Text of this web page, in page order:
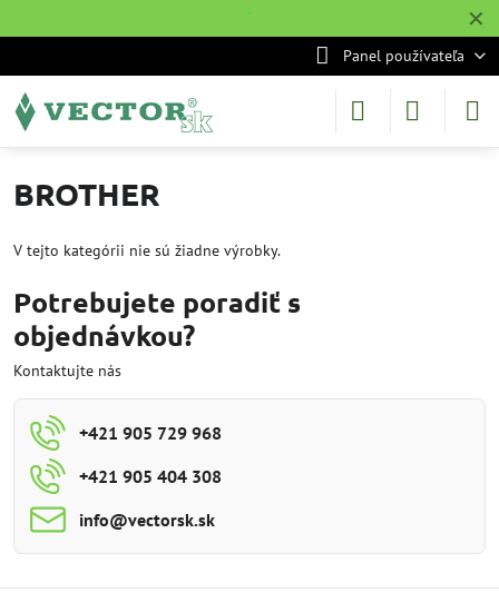
✕
˙
Panel používateľa
BROTHER
V tejto kategórii nie sú žiadne výrobky.
Potrebujete poradiť s
objednávkou?
Kontaktujte nás
+421 905 729 968
+421 905 404 308
info​@vectorsk​.sk